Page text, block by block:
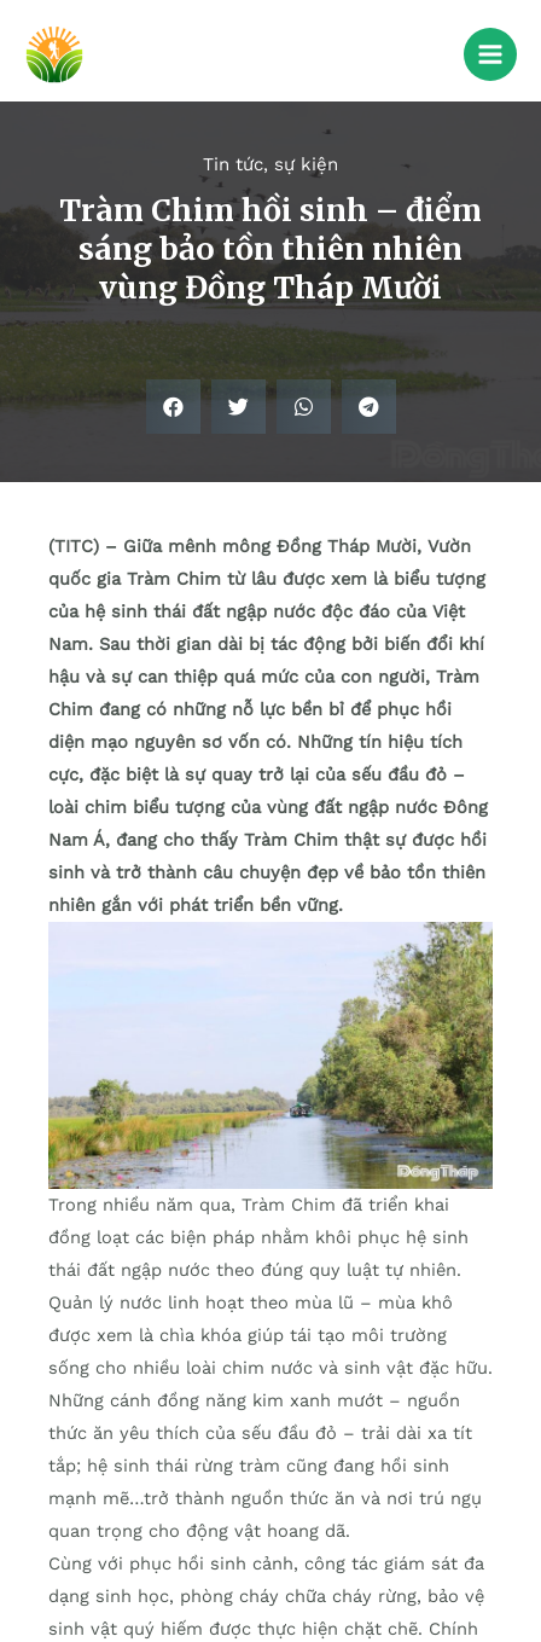
Tin tức, sự kiện
Tràm Chim hồi sinh – điểm
sáng bảo tồn thiên nhiên
vùng Đồng Tháp Mười
(TITC) – Giữa mênh mông Đồng Tháp Mười, Vườn
quốc gia Tràm Chim từ lâu được xem là biểu tượng
của hệ sinh thái đất ngập nước độc đáo của Việt
Nam. Sau thời gian dài bị tác động bởi biến đổi khí
hậu và sự can thiệp quá mức của con người, Tràm
Chim đang có những nỗ lực bền bỉ để phục hồi
diện mạo nguyên sơ vốn có. Những tín hiệu tích
cực, đặc biệt là sự quay trở lại của sếu đầu đỏ –
loài chim biểu tượng của vùng đất ngập nước Đông
Nam Á, đang cho thấy Tràm Chim thật sự được hồi
sinh và trở thành câu chuyện đẹp về bảo tồn thiên
nhiên gắn với phát triển bền vững.
Trong nhiều năm qua, Tràm Chim đã triển khai
đồng loạt các biện pháp nhằm khôi phục hệ sinh
thái đất ngập nước theo đúng quy luật tự nhiên.
Quản lý nước linh hoạt theo mùa lũ – mùa khô
được xem là chìa khóa giúp tái tạo môi trường
sống cho nhiều loài chim nước và sinh vật đặc hữu.
Những cánh đồng năng kim xanh mướt – nguồn
thức ăn yêu thích của sếu đầu đỏ – trải dài xa tít
tắp; hệ sinh thái rừng tràm cũng đang hồi sinh
mạnh mẽ…trở thành nguồn thức ăn và nơi trú ngụ
quan trọng cho động vật hoang dã.
Cùng với phục hồi sinh cảnh, công tác giám sát đa
dạng sinh học, phòng cháy chữa cháy rừng, bảo vệ
sinh vật quý hiếm được thực hiện chặt chẽ. Chính